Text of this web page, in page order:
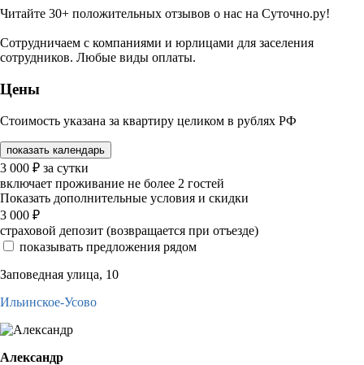
Читайте 30+ положительных отзывов о нас на Суточно.ру!
Сотрудничаем с компаниями и юрлицами для заселения
сотрудников. Любые виды оплаты.
Цены
Стоимость указана за квартиру целиком в рублях РФ
показать календарь
3 000 ₽ за сутки
включает проживание не более 2 гостей
Показать дополнительные условия и скидки
3 000 ₽
страховой депозит (возвращается при отъезде)
показывать предложения рядом
Заповедная улица, 10
Ильинское-Усово
Александр